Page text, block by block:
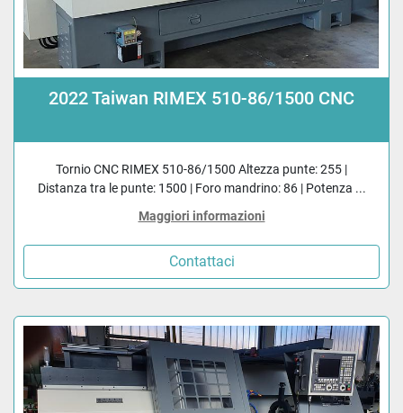
2022 Taiwan RIMEX 510-86/1500 CNC
Tornio CNC RIMEX 510-86/1500 Altezza punte: 255 |
Distanza tra le punte: 1500 | Foro mandrino: 86 | Potenza ...
Maggiori informazioni
Contattaci